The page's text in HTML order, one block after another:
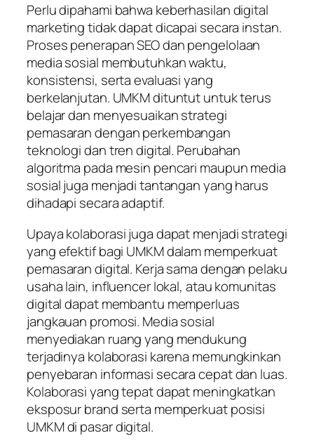
Perlu dipahami bahwa keberhasilan digital
marketing tidak dapat dicapai secara instan.
Proses penerapan SEO dan pengelolaan
media sosial membutuhkan waktu,
konsistensi, serta evaluasi yang
berkelanjutan. UMKM dituntut untuk terus
belajar dan menyesuaikan strategi
pemasaran dengan perkembangan
teknologi dan tren digital. Perubahan
algoritma pada mesin pencari maupun media
sosial juga menjadi tantangan yang harus
dihadapi secara adaptif.
Upaya kolaborasi juga dapat menjadi strategi
yang efektif bagi UMKM dalam memperkuat
pemasaran digital. Kerja sama dengan pelaku
usaha lain, influencer lokal, atau komunitas
digital dapat membantu memperluas
jangkauan promosi. Media sosial
menyediakan ruang yang mendukung
terjadinya kolaborasi karena memungkinkan
penyebaran informasi secara cepat dan luas.
Kolaborasi yang tepat dapat meningkatkan
eksposur brand serta memperkuat posisi
UMKM di pasar digital.